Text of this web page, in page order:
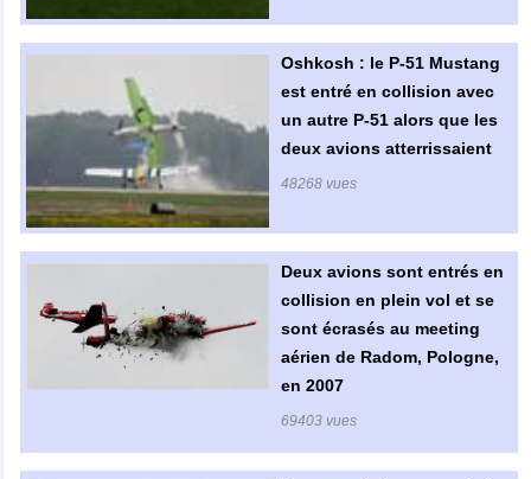
Oshkosh : le P-51 Mustang
est entré en collision avec
un autre P-51 alors que les
deux avions atterrissaient
48268 vues
Deux avions sont entrés en
collision en plein vol et se
sont écrasés au meeting
aérien de Radom, Pologne,
en 2007
69403 vues